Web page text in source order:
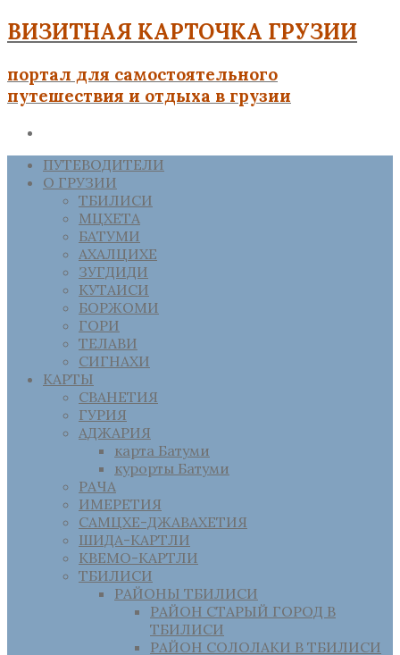
ВИЗИТНАЯ КАРТОЧКА ГРУЗИИ
портал для самостоятельного
путешествия и отдыха в грузии
ПУТЕВОДИТЕЛИ
О ГРУЗИИ
ТБИЛИСИ
МЦХЕТА
БАТУМИ
АХАЛЦИХЕ
ЗУГДИДИ
КУТАИСИ
БОРЖОМИ
ГОРИ
ТЕЛАВИ
СИГНАХИ
КАРТЫ
СВАНЕТИЯ
ГУРИЯ
АДЖАРИЯ
карта Батуми
курорты Батуми
РАЧА
ИМЕРЕТИЯ
САМЦХЕ-ДЖАВАХЕТИЯ
ШИДА-КАРТЛИ
КВЕМО-КАРТЛИ
ТБИЛИСИ
РАЙОНЫ ТБИЛИСИ
РАЙОН СТАРЫЙ ГОРОД В
ТБИЛИСИ
РАЙОН СОЛОЛАКИ В ТБИЛИСИ